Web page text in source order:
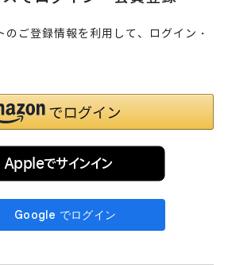
ご登録情報を利用して、ログイン・
でサインイン